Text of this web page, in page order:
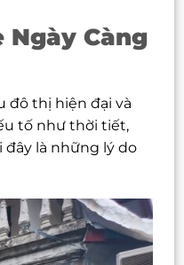
Ngày Càng
đô thị hiện đại và
tố như thời tiết,
đây là những lý do